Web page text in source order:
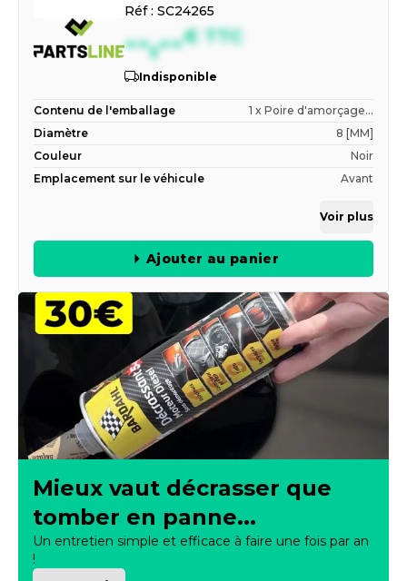
Réf : SC24265
--,--€ TTC
Indisponible
Contenu de l'emballage
1 x Poire d'amorçage...
Diamètre
8 [MM]
Couleur
Noir
Emplacement sur le véhicule
Avant
Voir plus
Ajouter au panier
Mieux vaut décrasser que
tomber en panne...
Un entretien simple et efficace à faire une fois par an
!